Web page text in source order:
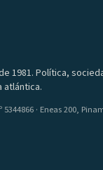
1981. Política,
atlántica.
· Eneas 200,